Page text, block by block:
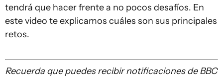
tendrá que hacer frente a no pocos desafíos. En
este video te explicamos cuáles son sus principales
retos.
Recuerda que puedes recibir notificaciones de BBC